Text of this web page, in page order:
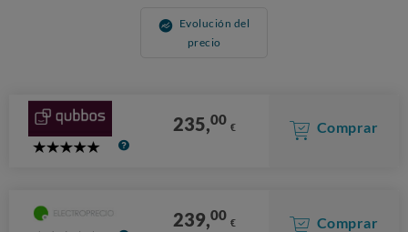
Evolución del
precio
5
235,00 € Comprar
239,00 € Comprar